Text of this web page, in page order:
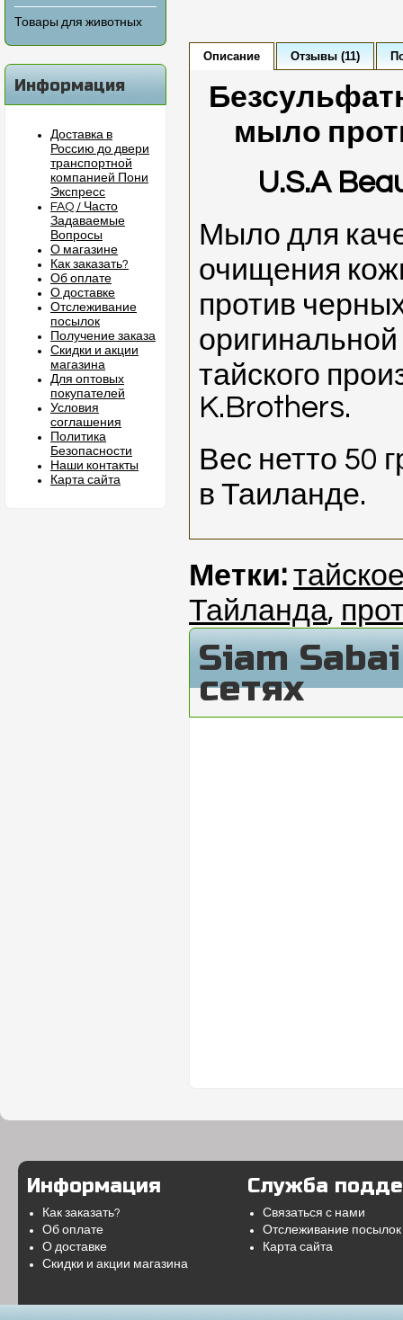
Товары для животных
Информация
Доставка в
Россию до двери
транспортной
компанией Пони
Экспресс
FAQ / Часто
Задаваемые
Вопросы
О магазине
Как заказать?
Об оплате
О доставке
Отслеживание
посылок
Получение заказа
Скидки и акции
магазина
Для оптовых
покупателей
Условия
соглашения
Политика
Безопасности
Наши контакты
Карта сайта
Описание Отзывы (11)
мыло
U.S.A
Мыло для
очищения
против
тайского
K.Brothers.
Вес нетто 50
в Таиланде.
Метки:
Тайланда,
Siam
сетях
Информация
Как заказать?
Об оплате
О доставке
Скидки и акции магазина
Служба
Связаться с нами
Отслеживание посылок
Карта сайта